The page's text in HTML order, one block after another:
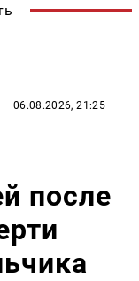
06.08.2026, 21:25
после